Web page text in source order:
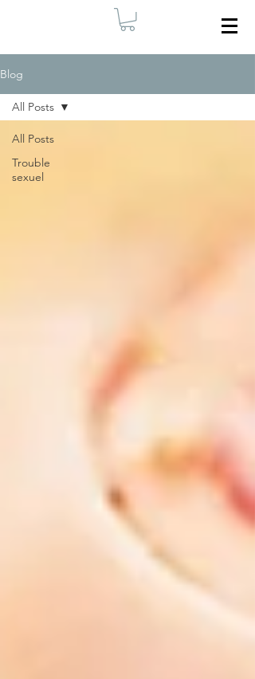
Blog
All Posts
Trouble
sexuel
All Posts